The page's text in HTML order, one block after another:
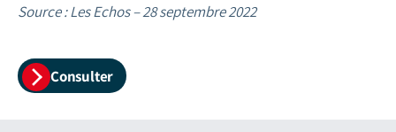
Source : Les Echos – 28 septembre 2022
Consulter